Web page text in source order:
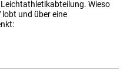
Wieso
und über eine